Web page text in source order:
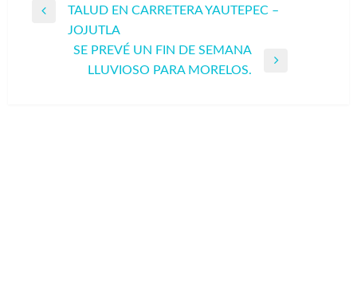
de
entradas
TALUD EN CARRETERA YAUTEPEC –
JOJUTLA
SE PREVÉ UN FIN DE SEMANA
LLUVIOSO PARA MORELOS.